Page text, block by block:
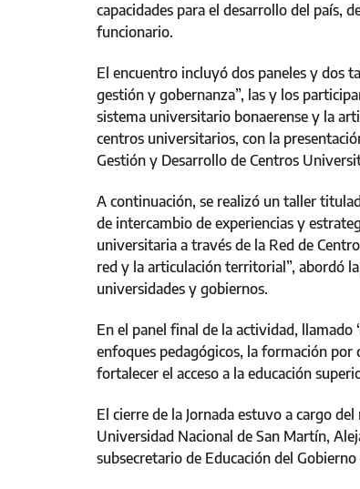
capacidades para el desarrollo del país,
funcionario.
El encuentro incluyó dos paneles y dos
gestión y gobernanza”, las y los
sistema universitario bonaerense y la
centros universitarios, con la
Gestión y Desarrollo de Centros
A continuación, se realizó un taller
de intercambio de experiencias y
universitaria a través de la Red de
red y la articulación territorial”, abordó
universidades y gobiernos.
En el panel final de la actividad, llamado
enfoques pedagógicos, la formación por
fortalecer el acceso a la educación
El cierre de la Jornada estuvo a cargo
Universidad Nacional de San Martín,
subsecretario de Educación del